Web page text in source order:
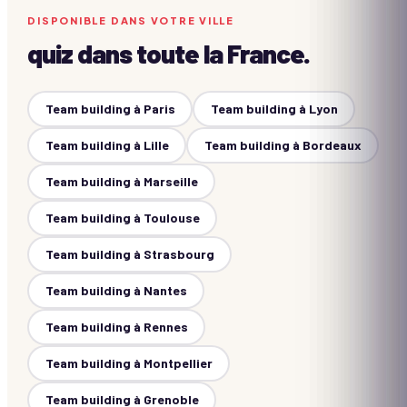
DISPONIBLE DANS VOTRE VILLE
quizdans toute la France.
Team building à Paris Team building à Lyon
Team building à Lille Team building à Bordeaux
Team building à Marseille
Team building à Toulouse
Team building à Strasbourg
Team building à Nantes
Team building à Rennes
Team building à Montpellier
Team building à Grenoble